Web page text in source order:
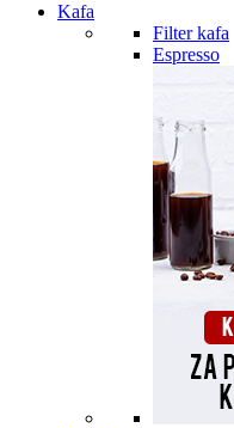
Kafa
Filter kafa
Espresso